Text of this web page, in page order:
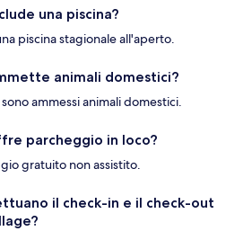
una piscina?
piscina stagionale all'aperto.
animali domestici?
ammessi animali domestici.
parcheggio in loco?
gratuito non assistito.
il check-in e il check-out